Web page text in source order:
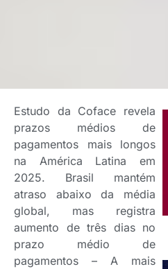
Estudo da Coface revela
prazos médios de
pagamentos mais longos
na América Latina em
2025. Brasil mantém
atraso abaixo da média
global, mas registra
aumento de três dias no
prazo médio de
pagamentos – A mais